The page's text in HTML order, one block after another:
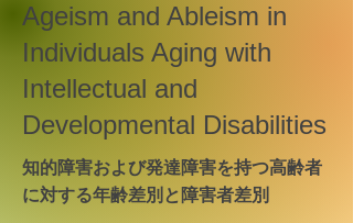
Ageism and Ableism in
Individuals Aging with
Intellectual and
Developmental Disabilities
知的障害および発達障害を持つ高齢者
に対する年齢差別と障害者差別